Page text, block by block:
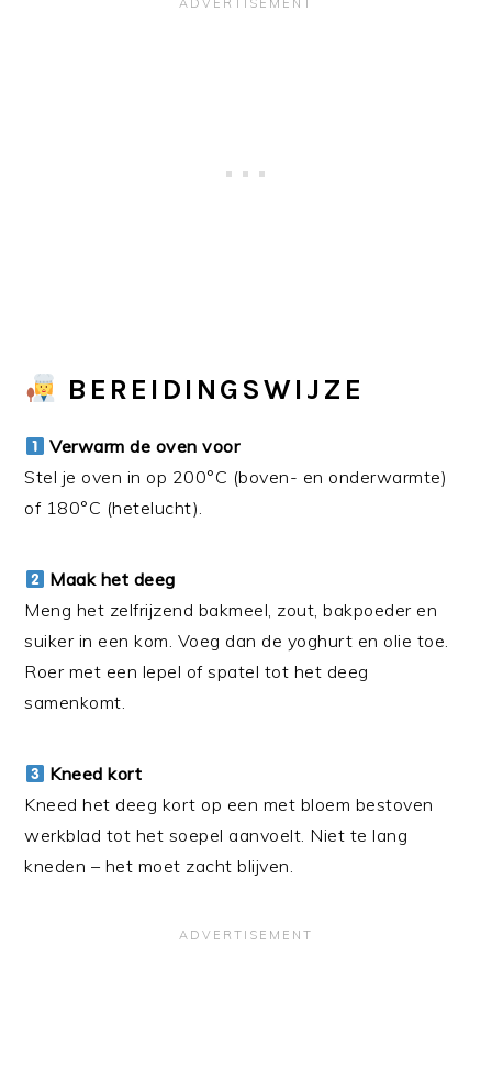
BEREIDINGSWIJZE
Verwarm de oven voor
Stel je oven in op 200°C (boven- en onderwarmte)
of 180°C (hetelucht).
Maak het deeg
Meng het zelfrijzend bakmeel, zout, bakpoeder en
suiker in een kom. Voeg dan de yoghurt en olie toe.
Roer met een lepel of spatel tot het deeg
samenkomt.
Kneed kort
Kneed het deeg kort op een met bloem bestoven
werkblad tot het soepel aanvoelt. Niet te lang
kneden – het moet zacht blijven.